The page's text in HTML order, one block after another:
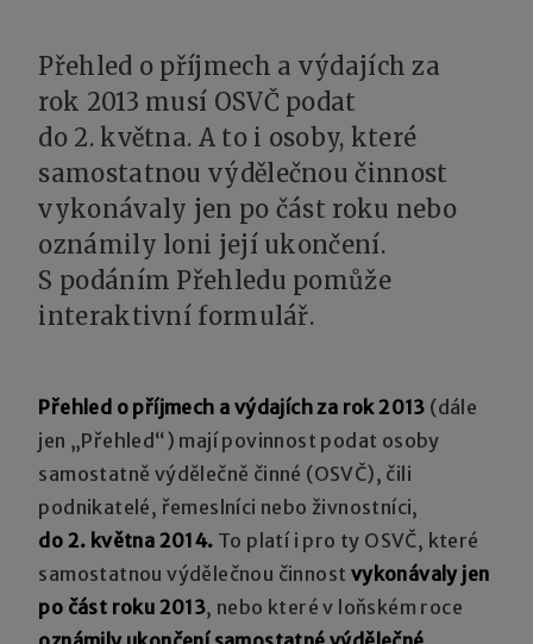
Přehled o příjmech a výdajích za
rok 2013 musí OSVČ podat
do 2. května. A to i osoby, které
samostatnou výdělečnou činnost
vykonávaly jen po část roku nebo
oznámily loni její ukončení.
S podáním Přehledu pomůže
interaktivní formulář.
Přehled o příjmech a výdajích za rok 2013 (dále
jen „Přehled“) mají povinnost podat osoby
samostatně výdělečně činné (OSVČ), čili
podnikatelé, řemeslníci nebo živnostníci,
do 2. května 2014. To platí i pro ty OSVČ, které
samostatnou výdělečnou činnost vykonávaly jen
po část roku 2013, nebo které v loňském roce